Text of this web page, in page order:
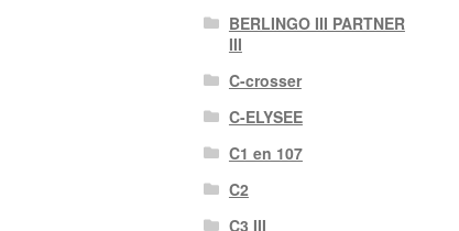
BERLINGO III PARTNER
III
C-crosser
C-ELYSEE
C1 en 107
C2
C3 III